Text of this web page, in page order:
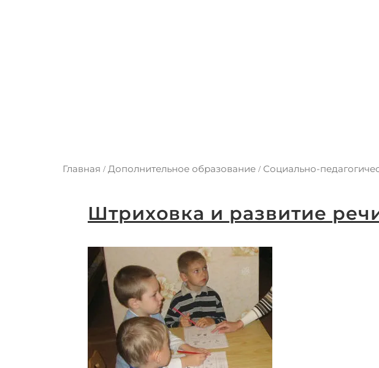
Главная / Дополнительное образование / Социально-
Штриховка и развитие